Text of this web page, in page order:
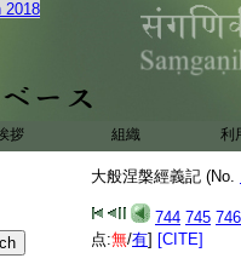
2018
拶 組織 利
大般涅槃經義記 (No.
744 745 746
点:無/有] [CITE]
假名衆生亦無。以
相。衆生聞之便捨
離本有相羈礙之苦
實不見衆生可與。
縁四。是故下就之
上來兩番執三難四
擧二人見愛列名。
慈悲。愛多嫉妬故
難。夫無量下執一
邊不可得故名無量
無量者則應是一不